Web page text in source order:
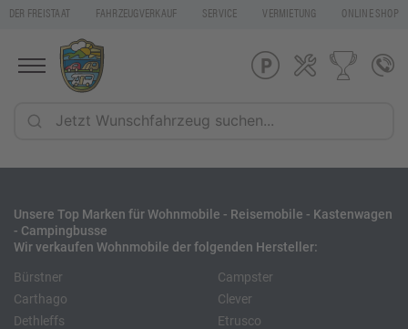
DER FREISTAAT FAHRZEUGVERKAUF SERVICE VERMIETUNG ONLINE SHOP
Unsere Top Marken für Wohnmobile - Reisemobile - Kastenwagen
- Campingbusse
Wir verkaufen Wohnmobile der folgenden Hersteller:
Bürstner
Carthago
Dethleffs
Campster
Clever
Etrusco